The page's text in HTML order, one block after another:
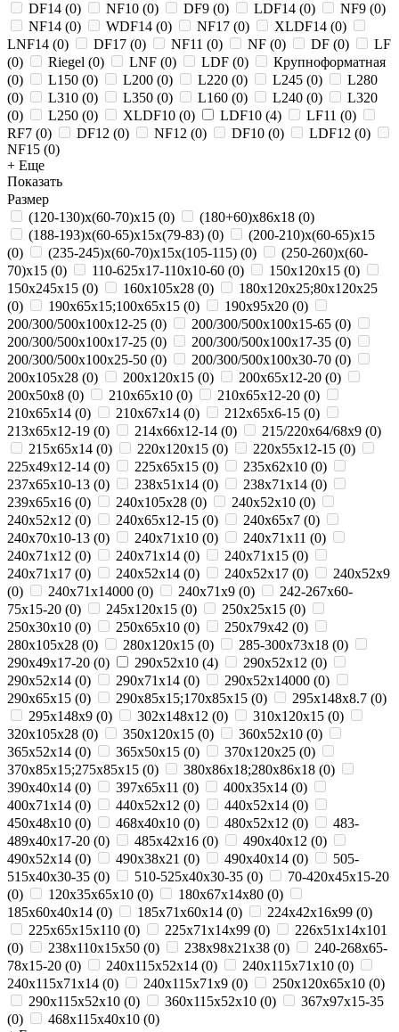
DF14 (0) NF10 (0) DF9 (0) LDF14 (0) NF9 (0)
NF14 (0) WDF14 (0) NF17 (0) XLDF14 (0)
LNF14 (0) DF17 (0) NF11 (0) NF (0) DF (0)
LF
(0) Riegel (0) LNF (0) LDF (0)
Крупноформатная
(0) L150 (0) L200 (0) L220 (0) L245 (0)
L280
(0) L310 (0) L350 (0) L160 (0) L240 (0)
L320
(0) L250 (0) XLDF10 (0) LDF10 (4) LF11 (0)
RF7 (0) DF12 (0) NF12 (0) DF10 (0) LDF12 (0)
NF15 (0)
+ Еще
Показать
Размер
(120-130)х(60-70)х15 (0) (180+60)х86х18 (0)
(188-193)х(60-65)х15х(79-83) (0)
(200-210)х(60-65)х15
(0) (235-245)х(60-70)х15х(105-115) (0)
(250-260)х(60-
70)х15 (0) 110-625x17-110x10-60 (0) 150x120x15 (0)
150x245x15 (0) 160x105x28 (0)
180х120х25;80х120х25
(0) 190х65х15;100х65х15 (0) 190х95х20 (0)
200/300/500x100x12-25 (0) 200/300/500x100x15-65 (0)
200/300/500x100x17-25 (0) 200/300/500x100x17-35 (0)
200/300/500x100x25-50 (0) 200/300/500x100x30-70 (0)
200x105x28 (0) 200x120x15 (0) 200x65x12-20 (0)
200х50х8 (0) 210x65x10 (0) 210x65x12-20 (0)
210x65x14 (0) 210х67х14 (0) 212x65x6-15 (0)
213x65x12-19 (0) 214x66x12-14 (0) 215/220х64/68х9 (0)
215х65х14 (0) 220x120x15 (0) 220x55x12-15 (0)
225x49x12-14 (0) 225х65х15 (0) 235x62x10 (0)
237x65x10-13 (0) 238х51х14 (0) 238х71х14 (0)
239х65х16 (0) 240x105x28 (0) 240x52x10 (0)
240x52x12 (0) 240x65x12-15 (0) 240x65x7 (0)
240x70x10-13 (0) 240x71x10 (0) 240x71x11 (0)
240x71x12 (0) 240x71x14 (0) 240x71x15 (0)
240x71x17 (0) 240х52х14 (0) 240х52х17 (0)
240х52х9
(0) 240х71х14000 (0) 240х71х9 (0)
242-267x60-
75x15-20 (0) 245x120x15 (0) 250x25x15 (0)
250x30x10 (0) 250x65x10 (0) 250х79х42 (0)
280x105x28 (0) 280x120x15 (0) 285-300x73x18 (0)
290x49x17-20 (0) 290x52x10 (4) 290x52x12 (0)
290x52x14 (0) 290x71x14 (0) 290х52х14000 (0)
290х65х15 (0) 290х85х15;170х85х15 (0) 295х148х8.7 (0)
295х148х9 (0) 302х148х12 (0) 310x120x15 (0)
320x105x28 (0) 350x120x15 (0) 360х52х10 (0)
365x52x14 (0) 365х50х15 (0) 370х120х25 (0)
370х85х15;275х85х15 (0) 380х86х18;280х86х18 (0)
390x40x14 (0) 397x65x11 (0) 400х35х14 (0)
400х71х14 (0) 440x52x12 (0) 440х52х14 (0)
450x48x10 (0) 468x40x10 (0) 480х52х12 (0)
483-
489x40x17-20 (0) 485х42х16 (0) 490x40x12 (0)
490x52x14 (0) 490х38х21 (0) 490х40х14 (0)
505-
515x40x30-35 (0) 510-525x40x30-35 (0)
70-420x45x15-20
(0) 120x35x65x10 (0) 180х67х14х80 (0)
185x60x40x14 (0) 185х71х60х14 (0) 224х42х16х99 (0)
225х65х15х110 (0) 225х71х14х99 (0)
226х51х14х101
(0) 238х110х15х50 (0) 238х98х21х38 (0)
240-268x65-
78x15-20 (0) 240x115x52x14 (0) 240x115x71x10 (0)
240x115x71x14 (0) 240x115x71x9 (0) 250x120x65x10 (0)
290x115x52x10 (0) 360x115x52x10 (0)
367x97x15-35
(0) 468x115x40x10 (0)